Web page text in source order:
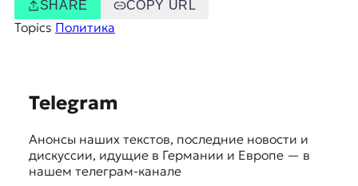
SHARE COPY URL
Topics Политика
Telegram
Анонсы наших текстов, последние новости и
дискуссии, идущие в Германии и Европе — в
нашем телеграм-канале